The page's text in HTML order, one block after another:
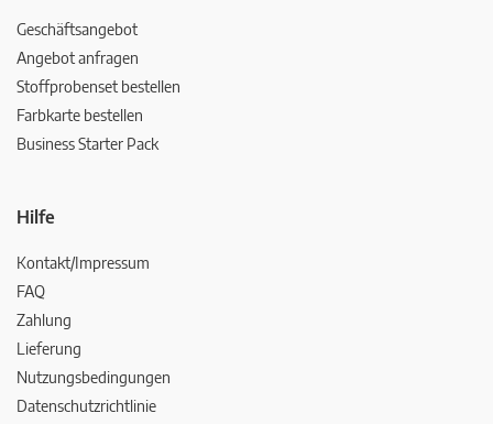
Geschäftsangebot
Angebot anfragen
Stoffprobenset bestellen
Farbkarte bestellen
Business Starter Pack
Hilfe
Kontakt/Impressum
FAQ
Zahlung
Lieferung
Nutzungsbedingungen
Datenschutzrichtlinie